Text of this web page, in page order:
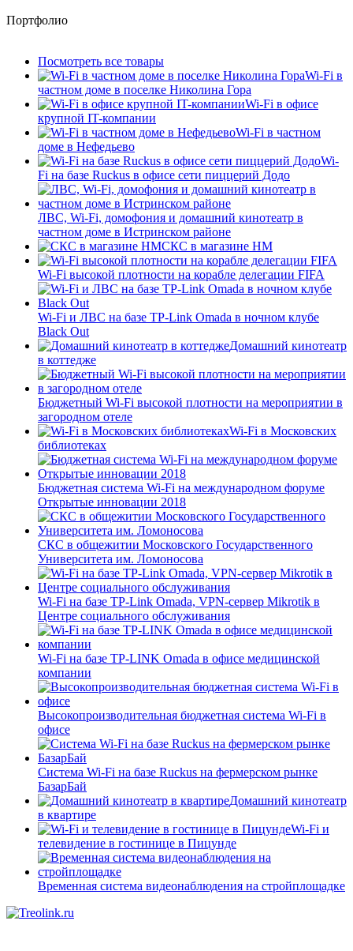
Портфолио
Посмотреть все товары
Wi-Fi в
частном доме в поселке Николина Гора
Wi-Fi в офисе
крупной IT-компании
Wi-Fi в частном
доме в Нефедьево
Wi-
Fi на базе Ruckus в офисе сети пиццерий Додо
ЛВС, Wi-Fi, домофония и домашний кинотеатр в
частном доме в Истринском районе
СКС в магазине HM
Wi-Fi высокой плотности на корабле делегации FIFA
Wi-Fi и ЛВС на базе TP-Link Omada в ночном клубе
Black Out
Домашний кинотеатр
в коттедже
Бюджетный Wi-Fi высокой плотности на мероприятии в
загородном отеле
Wi-Fi в Московских
библиотеках
Бюджетная система Wi-Fi на международном форуме
Открытые инновации 2018
СКС в общежитии Московского Государственного
Университета им. Ломоносова
Wi-Fi на базе TP-Link Omada, VPN-сервер Mikrotik в
Центре социального обслуживания
Wi-Fi на базе TP-LINK Omada в офисе медицинской
компании
Высокопроизводительная бюджетная система Wi-Fi в
офисе
Система Wi-Fi на базе Ruckus на фермерском рынке
БазарБай
Домашний кинотеатр
в квартире
Wi-Fi и
телевидение в гостинице в Пицунде
Временная система видеонаблюдения на стройплощадке